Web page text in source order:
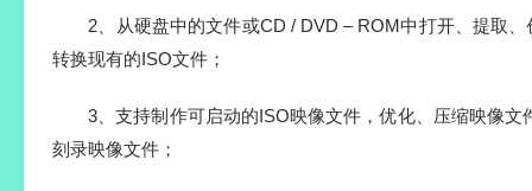
2、从硬盘中的文件或CD / DVD – ROM中打开、提取、
转换现有的ISO文件；
3、支持制作可启动的ISO映像文件，优化、压缩映像文
刻录映像文件；